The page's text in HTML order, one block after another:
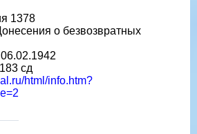
1378
о безвозвратных
сд
html/info.htm?